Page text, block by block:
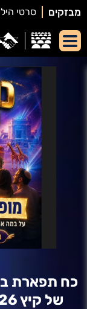
מבזקים
תיאור
המופע:
כח תפארת